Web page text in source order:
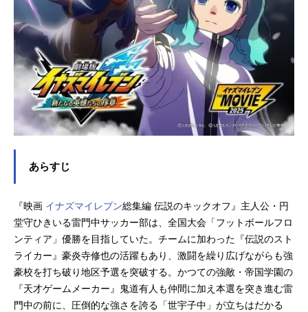
あらすじ
『映画 イナズマイレブン総集編 伝説のキックオフ』主人公・円
堂守ひきいる雷門中サッカー部は、全国大会「フットボールフロ
ンティア」優勝を目指していた。チームに加わった『伝説のスト
ライカー』豪炎寺修也の活躍もあり、激闘を繰り広げながらも強
豪校を打ち破り地区予選を突破する。かつての強敵・帝国学園の
『天才ゲームメーカー』鬼道有人も仲間に加え本選を突き進む雷
門中の前に、圧倒的な強さを誇る「世宇子中」が立ちはだかる